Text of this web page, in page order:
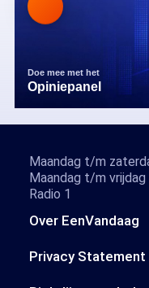
Doe mee met het
Opiniepanel
Over EenVandaag
Privacy Statement
Maandag t/m
Maandag t/m
Radio 1